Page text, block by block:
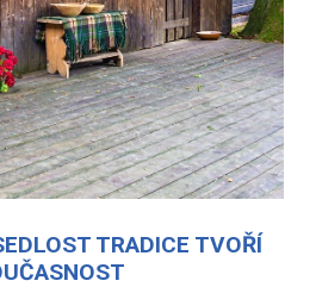
TRADICE TVOŘÍ